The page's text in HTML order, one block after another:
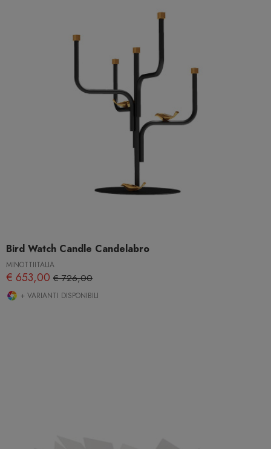
Bird Watch Candle Candelabro
MINOTTIITALIA
€ 653,00 € 726,00
+ VARIANTI DISPONIBILI